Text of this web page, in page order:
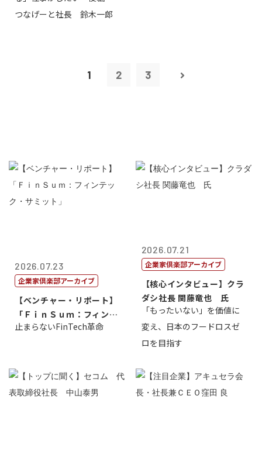
つなげーと社長 鈴木一郎
1 2 3
2026.07.23
企業家倶楽部アーカイブ
【ベンチャー・リポート】
「ＦｉｎＳｕｍ：フィンテ
ック・サミッ...
止まらないFinTech革命
2026.07.21
企業家倶楽部アーカイブ
【核心インタビュー】クラ
ダシ社長 関藤竜也 氏
「もったいない」を価値に
変え、日本のフードロスゼ
ロを目指す